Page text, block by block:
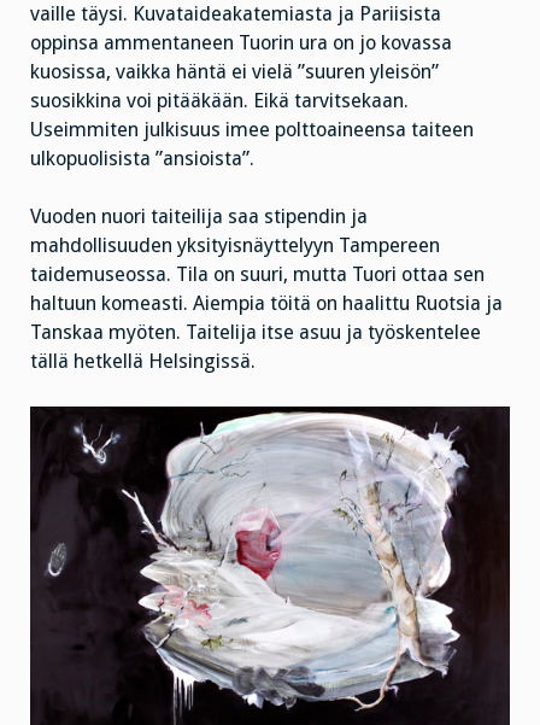
vaille täysi. Kuvataideakatemiasta ja Pariisista
oppinsa ammentaneen Tuorin ura on jo kovassa
kuosissa, vaikka häntä ei vielä ”suuren yleisön”
suosikkina voi pitääkään. Eikä tarvitsekaan.
Useimmiten julkisuus imee polttoaineensa taiteen
ulkopuolisista ”ansioista”.
Vuoden nuori taiteilija saa stipendin ja
mahdollisuuden yksityisnäyttelyyn Tampereen
taidemuseossa. Tila on suuri, mutta Tuori ottaa sen
haltuun komeasti. Aiempia töitä on haalittu Ruotsia ja
Tanskaa myöten. Taitelija itse asuu ja työskentelee
tällä hetkellä Helsingissä.